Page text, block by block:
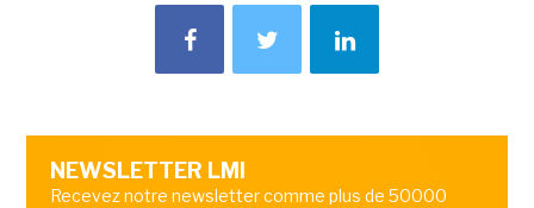
NEWSLETTER LMI
Recevez notre newsletter comme plus de 50000